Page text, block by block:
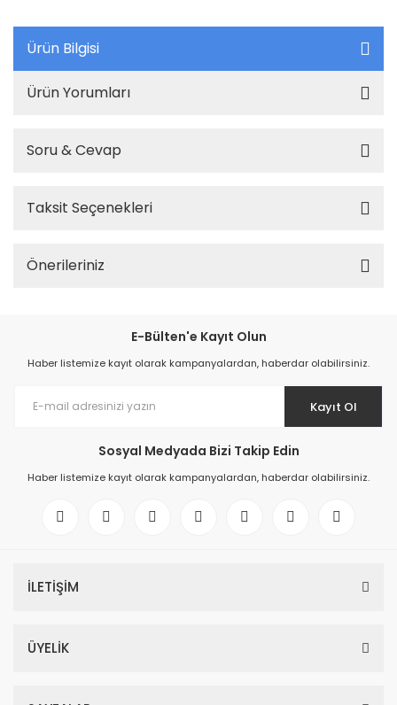
Ürün Bilgisi
Ürün Yorumları
Soru & Cevap
Taksit Seçenekleri
Önerileriniz
E-Bülten'e Kayıt Olun
Haber listemize kayıt olarak kampanyalardan, haberdar olabilirsiniz.
Kayıt Ol
Sosyal Medyada Bizi Takip Edin
Haber listemize kayıt olarak kampanyalardan, haberdar olabilirsiniz.
İLETİŞİM
ÜYELİK